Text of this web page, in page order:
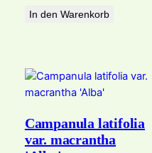
In den Warenkorb
Campanula latifolia
var. macrantha